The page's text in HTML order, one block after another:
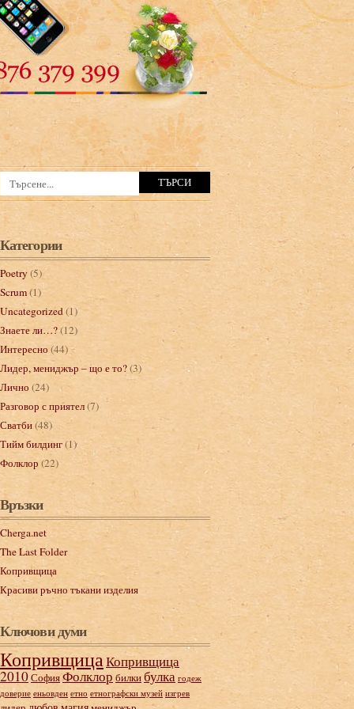
Категории
Poetry(5)
Scrum(1)
Uncategorized(1)
Знаете ли…?(12)
Интересно (44)
Лидер, мениджър – що е то?(3)
Лично (24)
Разговор с приятел(7)
Сватби(48)
Тийм билдинг(1)
Фолклор (22)
Връзки
Cherga.net
The Last Folder
Копривщица
Красиви ръчно тъкани изделия
Ключови думи
КопривщицаКопривщица
2010СофияФолклор билкибулка годеж
доверие еньовден етно етнографски музей изгрев